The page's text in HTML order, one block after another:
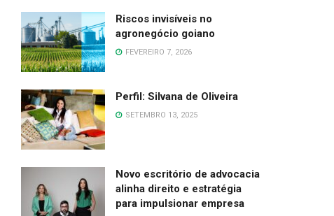
Riscos invisíveis no
agronegócio goiano
FEVEREIRO 7, 2026
Perfil: Silvana de Oliveira
SETEMBRO 13, 2025
Novo escritório de advocacia
alinha direito e estratégia
para impulsionar empresa